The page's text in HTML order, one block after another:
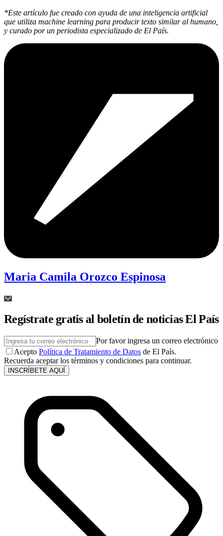
*Este artículo fue creado con ayuda de una inteligencia artificial
que utiliza machine learning para producir texto similar al humano,
y curado por un periodista especializado de El País.
Maria Camila Orozco Espinosa
Regístrate gratis al boletín de noticias El País
Por favor ingresa un correo electrónico
Acepto Política de Tratamiento de Datos de El País.
Recuerda aceptar los términos y condiciones para continuar.
INSCRÍBETE AQUÍ